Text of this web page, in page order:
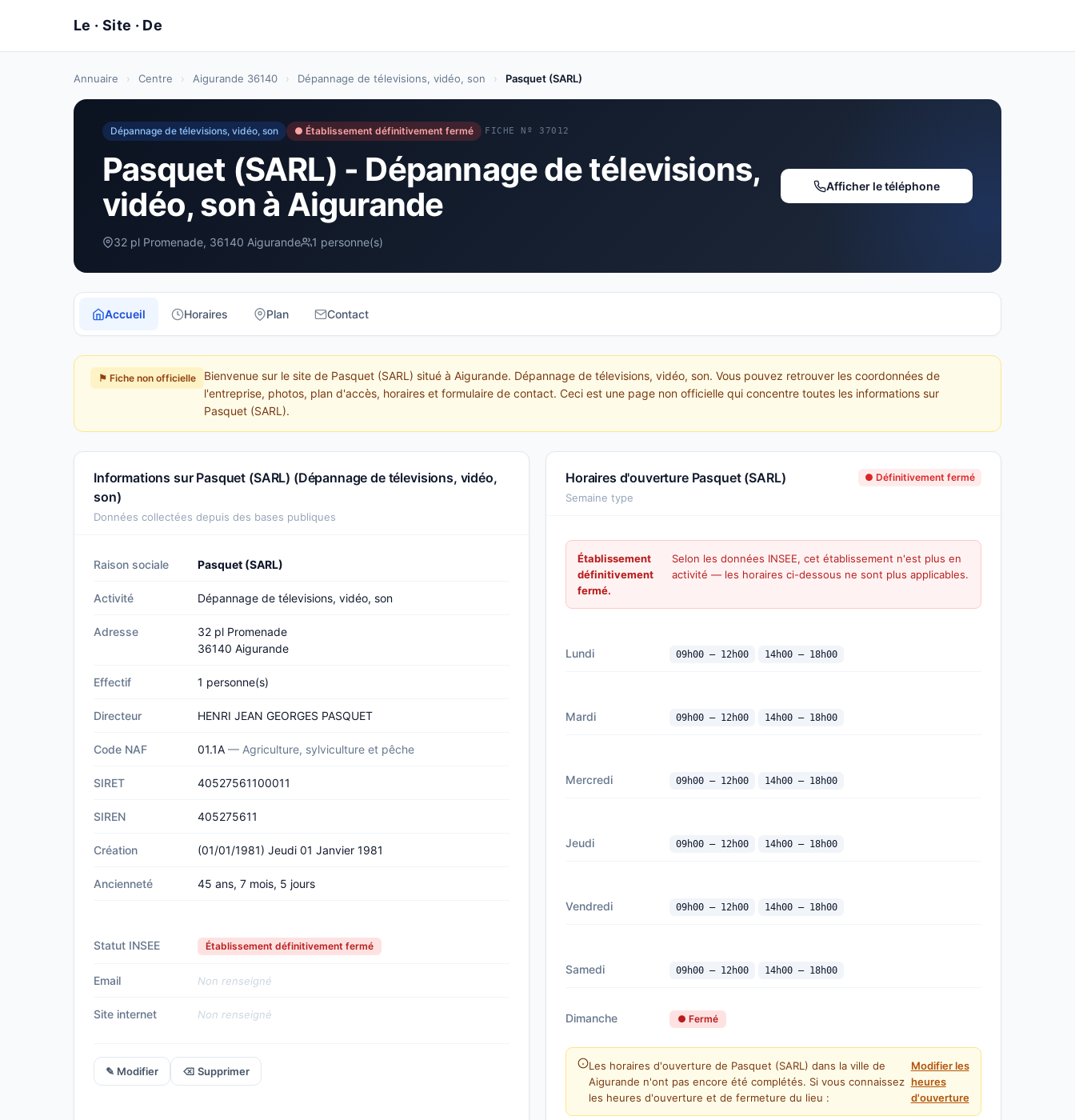
Annuaire › Centre › Aigurande 36140 › Dépannage de télevisions, vidéo, son › Pasquet (SARL)
Dépannage de télevisions, vidéo, son ● Établissement définitivement fermé FICHE Nº 37012
Pasquet (SARL) - Dépannage de télevisions,
vidéo, son à Aigurande
32 pl Promenade, 36140 Aigurande 1 personne(s)
Afficher le téléphone
Accueil Horaires Plan Contact
⚑ Fiche non officielle
Bienvenue sur le site de Pasquet (SARL) situé à Aigurande. Dépannage de télevisions, vidéo, son. Vous pouvez retrouver les coordonnées de
l'entreprise, photos, plan d'accès, horaires et formulaire de contact. Ceci est une page non officielle qui concentre toutes les informations sur
Pasquet (SARL).
Informations sur Pasquet (SARL) (Dépannage de télevisions, vidéo,
son)
Données collectées depuis des bases publiques
Raison sociale Pasquet (SARL)
Activité Dépannage de télevisions, vidéo, son
Adresse
32 pl Promenade
36140 Aigurande
Effectif 1 personne(s)
Directeur HENRI JEAN GEORGES PASQUET
Code NAF 01.1A — Agriculture, sylviculture et pêche
SIRET 40527561100011
SIREN 405275611
Création (01/01/1981) Jeudi 01 Janvier 1981
Ancienneté 45 ans, 7 mois, 5 jours
Statut INSEE Établissement définitivement fermé
Email Non renseigné
Site internet Non renseigné
✎ Modifier ⌫ Supprimer
Horaires d'ouverture Pasquet (SARL) ● Définitivement fermé
Semaine type
Établissement
définitivement
fermé.
Selon les données INSEE, cet établissement n'est plus en
activité — les horaires ci-dessous ne sont plus applicables.
Lundi 09h00 — 12h00 14h00 — 18h00
Mardi 09h00 — 12h00 14h00 — 18h00
Mercredi 09h00 — 12h00 14h00 — 18h00
Jeudi 09h00 — 12h00 14h00 — 18h00
Vendredi 09h00 — 12h00 14h00 — 18h00
Samedi 09h00 — 12h00 14h00 — 18h00
Dimanche ● Fermé
Les horaires d'ouverture de Pasquet (SARL) dans la ville de
Aigurande n'ont pas encore été complétés. Si vous connaissez
les heures d'ouverture et de fermeture du lieu :
Modifier les
heures
d'ouverture